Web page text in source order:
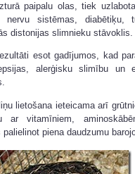
paipalu olas, tiek
nervu sistēmas, diabētiķu,
distonijas slimnieku stāvoklis.
esot gadījumos, kad
alerģisku slimību un
lietošana ieteicama arī
ar vitamīniem,
piena daudzumu